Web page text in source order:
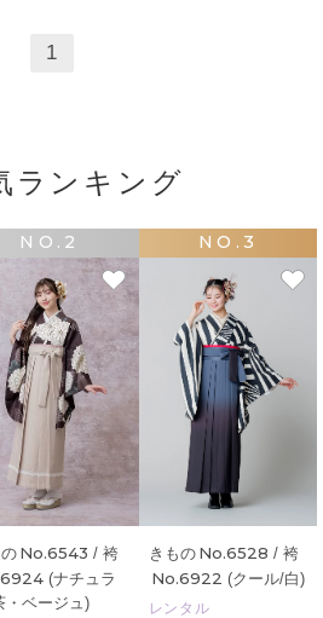
1
ランキング
NO.2
No.6543 / 袴
(ナチュラ
・ベージュ)
NO.3
きもの No.6528 / 袴
No.6922 (クール/白)
レンタル